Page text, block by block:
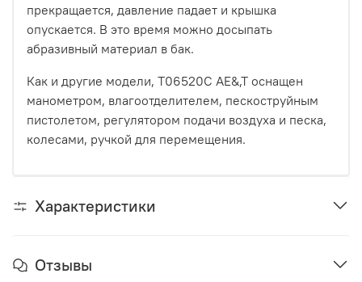
прекращается, давление падает и крышка
опускается. В это время можно досыпать
абразивный материал в бак.
Как и другие модели, T06520C AE&,T оснащен
манометром, влагоотделителем, пескоструйным
пистолетом, регулятором подачи воздуха и песка,
колесами, ручкой для перемещения.
Характеристики
Отзывы